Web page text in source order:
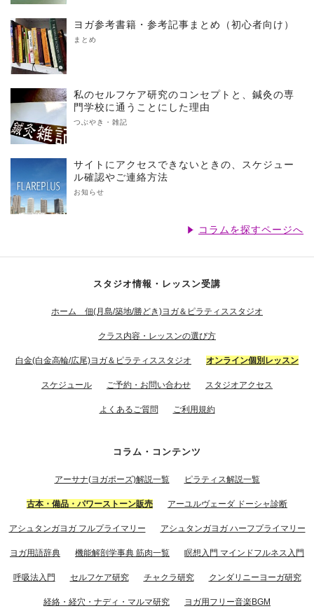
ヨガ参考書籍・参考記事まとめ（初心者向け）
まとめ
私のセルフケア研究のコンセプトと、鍼灸の専
門学校に通うことにした理由
つぶやき・雑記
サイトにアクセスできないときの、スケジュー
ル確認やご連絡方法
お知らせ
コラムを探すページへ
スタジオ情報・レッスン受講
ホーム 佃(月島/築地/勝どき)ヨガ＆ピラティススタジオ
クラス内容・レッスンの選び方
白金(白金高輪/広尾)ヨガ＆ピラティススタジオ オンライン個別レッスン
スケジュール ご予約・お問い合わせ スタジオアクセス
よくあるご質問 ご利用規約
コラム・コンテンツ
アーサナ(ヨガポーズ)解説一覧 ピラティス解説一覧
古本・備品・パワーストーン販売 アーユルヴェーダ ドーシャ診断
アシュタンガヨガ フルプライマリー アシュタンガヨガ ハーフプライマリー
ヨガ用語辞典 機能解剖学事典 筋肉一覧 瞑想入門 マインドフルネス入門
呼吸法入門 セルフケア研究 チャクラ研究 クンダリニーヨーガ研究
経絡・経穴・ナディ・マルマ研究 ヨガ用フリー音楽BGM